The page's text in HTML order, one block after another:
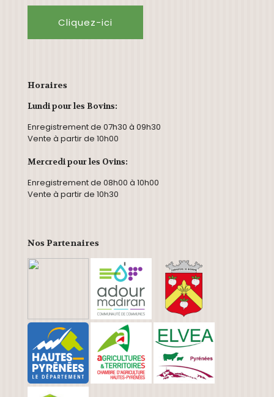
Cliquez-ici
Horaires
Lundi pour les Bovins:
Enregistrement de 07h30 à 09h30
Vente à partir de 10h00
Mercredi pour les Ovins:
Enregistrement de 08h00 à 10h00
Vente à partir de 10h30
Nos Partenaires